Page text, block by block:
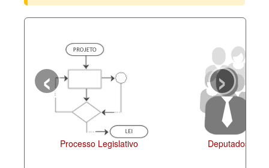
Perguntas frequentes
Processo Legislativo Deputados
‹ ›